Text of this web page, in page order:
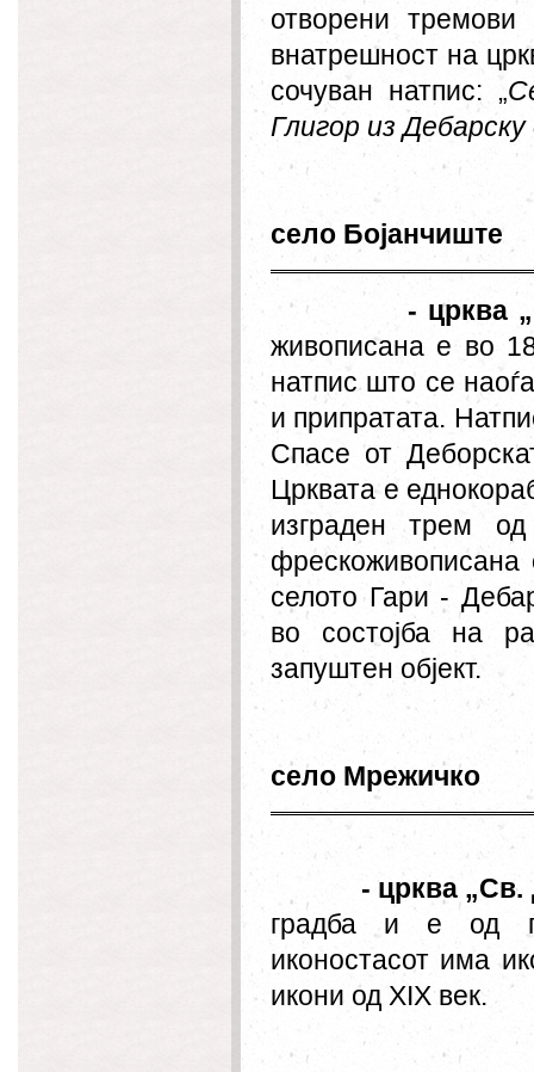
отворени
внатрешност на
сочуван натпис:„
Глигор из
село Бојанчиште
- црква
живописана е во
натпис што се
и припратата.
Спасе от
Црквата е
изграден трем
селото Гари -
во состојба на
запуштен објект.
село Мрежичко
- црква „Св.
градба и е од
иконостасот има
икони од XIX век.